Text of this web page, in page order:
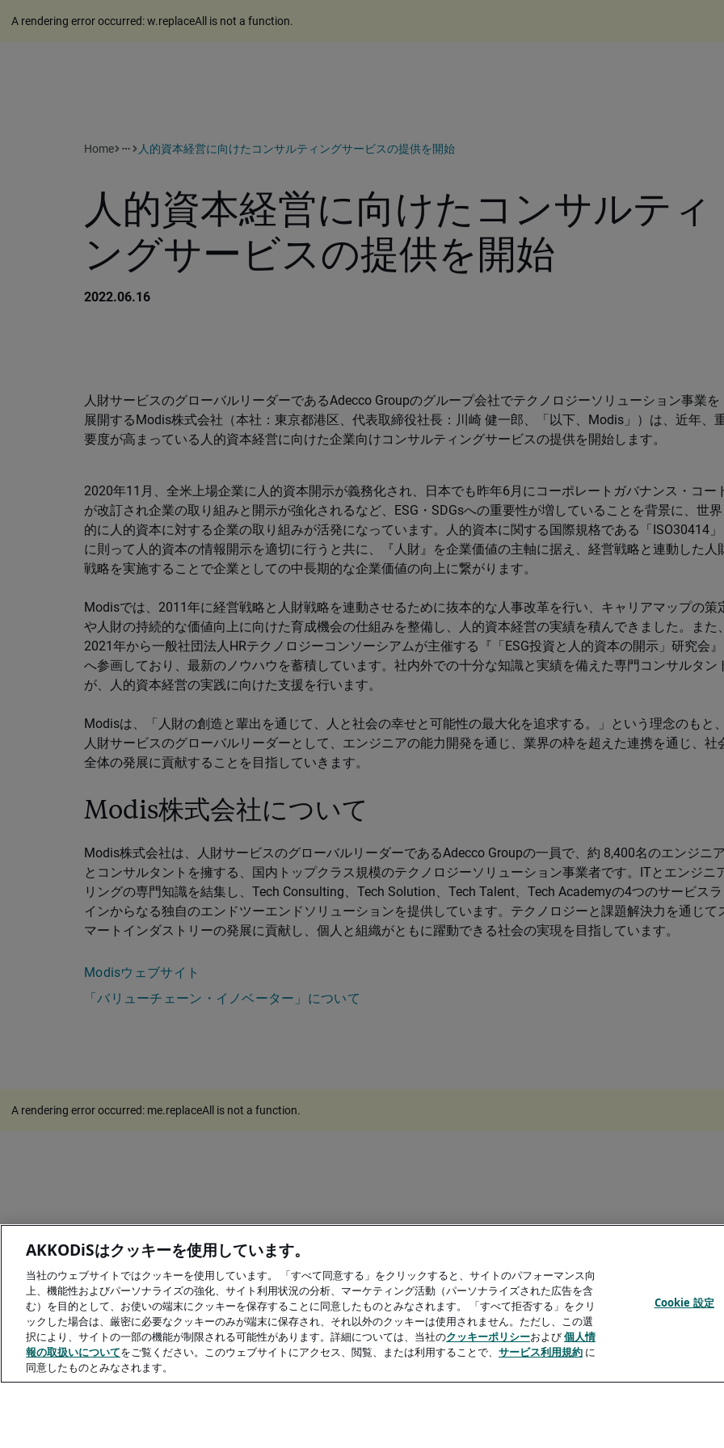
A rendering error occurred:w.replaceAll is not a function.
Home more_horiz 人的資本経営に向けたコンサルティングサービスの提供を開始
人的資本経営に向けたコンサルティ
ングサービスの提供を開始
2022.06.16
人財サービスのグローバルリーダーであるAdecco Groupのグループ会社でテクノロジーソリューション事業を
展開するModis株式会社（本社：東京都港区、代表取締役社長：川崎 健一郎、「以下、Modis」）は、近年、
要度が高まっている人的資本経営に向けた企業向けコンサルティングサービスの提供を開始します。
2020年11月、全米上場企業に人的資本開示が義務化され、日本でも昨年6月にコーポレートガバナンス・コー
が改訂され企業の取り組みと開示が強化されるなど、ESG・SDGsへの重要性が増していることを背景に、世界
的に人的資本に対する企業の取り組みが活発になっています。人的資本に関する国際規格である「ISO30414」
に則って人的資本の情報開示を適切に行うと共に、『人財』を企業価値の主軸に据え、経営戦略と連動した人
戦略を実施することで企業としての中長期的な企業価値の向上に繋がります。
Modisでは、2011年に経営戦略と人財戦略を連動させるために抜本的な人事改革を行い、キャリアマップの策
や人財の持続的な価値向上に向けた育成機会の仕組みを整備し、人的資本経営の実績を積んできました。また、
2021年から一般社団法人HRテクノロジーコンソーシアムが主催する『「ESG投資と人的資本の開示」研究会』
へ参画しており、最新のノウハウを蓄積しています。社内外での十分な知識と実績を備えた専門コンサルタン
が、人的資本経営の実践に向けた支援を行います。
Modisは、「人財の創造と輩出を通じて、人と社会の幸せと可能性の最大化を追求する。」という理念のもと、
人財サービスのグローバルリーダーとして、エンジニアの能力開発を通じ、業界の枠を超えた連携を通じ、社
全体の発展に貢献することを目指していきます。
Modis株式会社について
Modis株式会社は、人財サービスのグローバルリーダーであるAdecco Groupの一員で、約 8,400名のエンジニア
とコンサルタントを擁する、国内トップクラス規模のテクノロジーソリューション事業者です。ITとエンジニ
リングの専門知識を結集し、Tech Consulting、Tech Solution、Tech Talent、Tech Academyの4つのサービスラ
インからなる独自のエンドツーエンドソリューションを提供しています。テクノロジーと課題解決力を通じて
マートインダストリーの発展に貢献し、個人と組織がともに躍動できる社会の実現を目指しています。
Modisウェブサイト
「バリューチェーン・イノベーター」について
A rendering error occurred: me.replaceAll is not a function.
AKKODiSはクッキーを使用しています。
当社のウェブサイトではクッキーを使用しています。 「すべて同意する」をクリックすると、サイトのパフォーマンス向
上、機能性およびパーソナライズの強化、サイト利用状況の分析、マーケティング活動（パーソナライズされた広告を含
む）を目的として、お使いの端末にクッキーを保存することに同意したものとみなされます。 「すべて拒否する」をクリ
ックした場合は、厳密に必要なクッキーのみが端末に保存され、それ以外のクッキーは使用されません。ただし、この選
択により、サイトの一部の機能が制限される可能性があります。詳細については、当社のクッキーポリシーおよび個人情
報の取扱いについてをご覧ください。このウェブサイトにアクセス、閲覧、または利用することで、 サービス利用規約 に
同意したものとみなされます。
Cookie 設定